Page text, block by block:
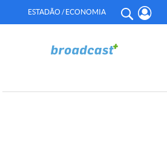
ESTADÃO / ECONOMIA